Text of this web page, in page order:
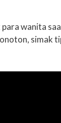
wanita
simak